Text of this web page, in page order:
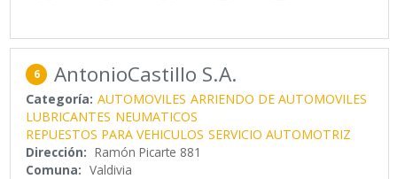
6 AntonioCastillo S.A.
Categoría: AUTOMOVILES ARRIENDO DE AUTOMOVILES
LUBRICANTES NEUMATICOS
REPUESTOS PARA VEHICULOS SERVICIO AUTOMOTRIZ
Dirección: Ramón Picarte 881
Comuna: Valdivia